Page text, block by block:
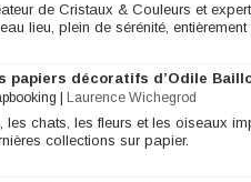
de Cristaux & Couleurs et
lieu, plein de sérénité,
papiers décoratifs d’Odile
Laurence Wichegrod
les chats, les fleurs et les oiseaux
collections sur papier.